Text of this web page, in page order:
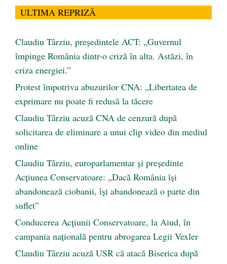
ULTIMA REPRIZĂ
Claudiu Târziu, președintele ACT: „Guvernul
împinge România dintr-o criză în alta. Astăzi, în
criza energiei.”
Protest împotriva abuzurilor CNA: „Libertatea de
exprimare nu poate fi redusă la tăcere
Claudiu Târziu acuză CNA de cenzură după
solicitarea de eliminare a unui clip video din mediul
online
Claudiu Târziu, europarlamentar și președinte
Acțiunea Conservatoare: „Dacă România își
abandonează ciobanii, își abandonează o parte din
suflet”
Conducerea Acțiunii Conservatoare, la Aiud, în
campania națională pentru abrogarea Legii Vexler
Claudiu Târziu acuză USR că atacă Biserica după